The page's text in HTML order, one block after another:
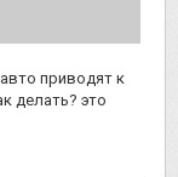
приводят к
делать? это